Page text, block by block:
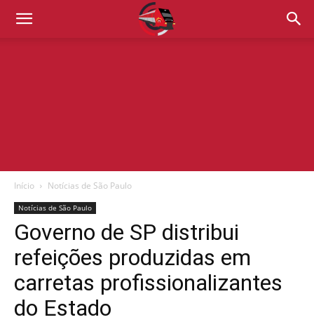
Início Notícias de São Paulo
Notícias de São Paulo
Governo de SP distribui
refeições produzidas em
carretas profissionalizantes
do Estado